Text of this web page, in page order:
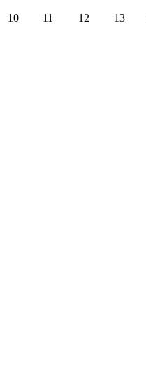
10 11 12 13